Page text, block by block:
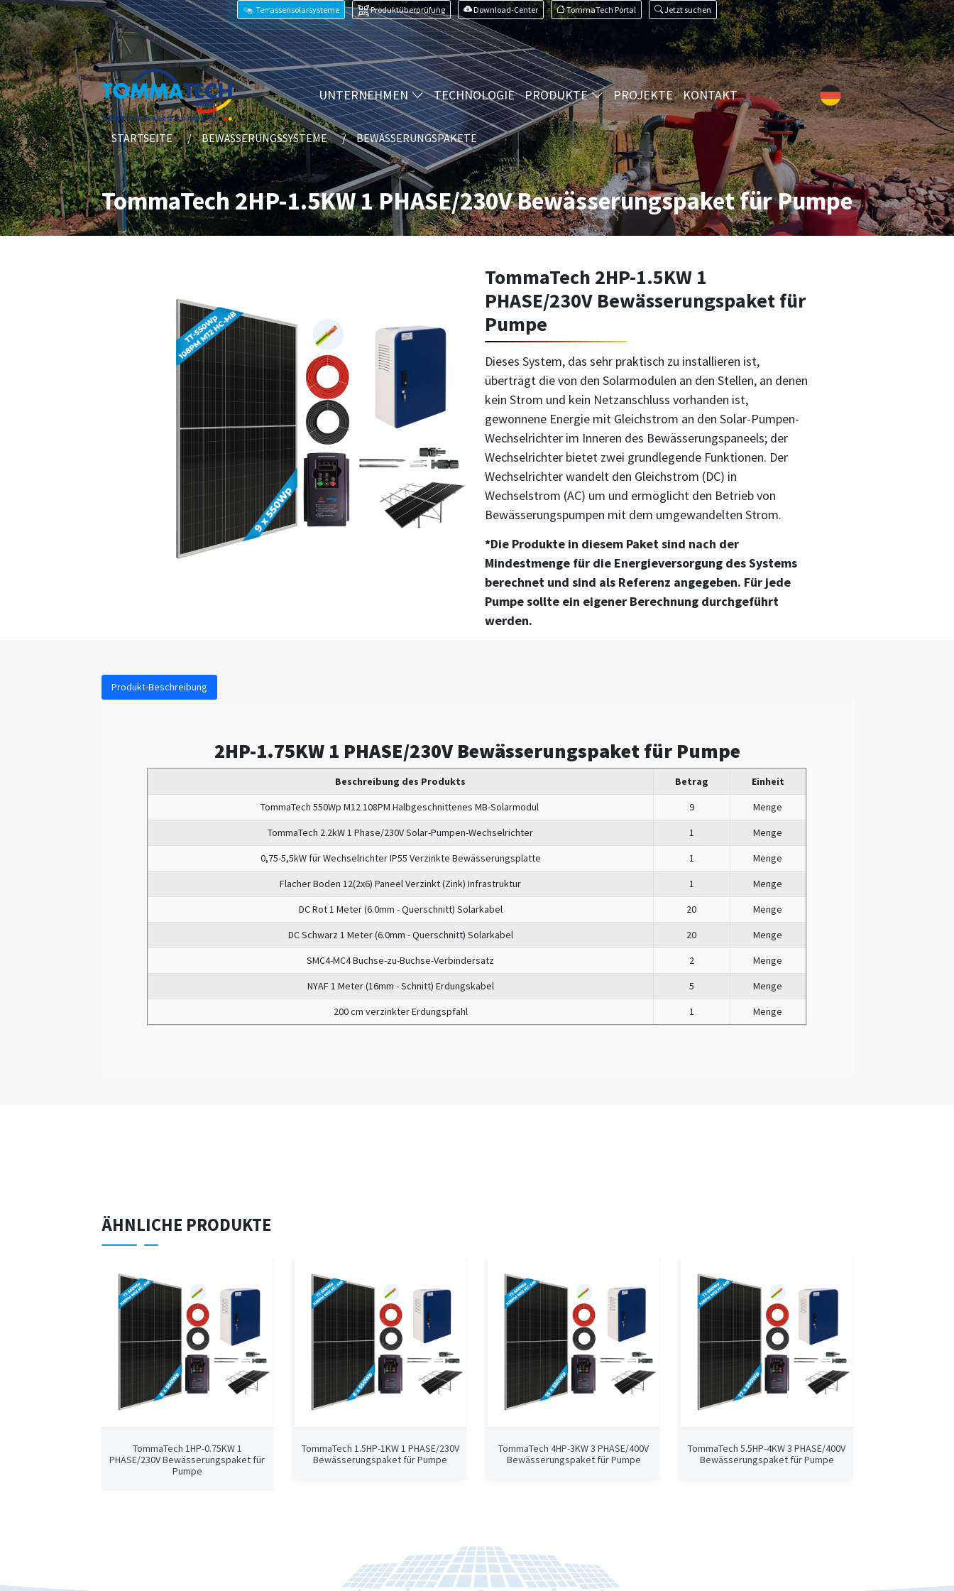
Terrassensolarsysteme Produktüberprüfung Download-Center TommaTech Portal Jetzt suchen
UNTERNEHMEN TECHNOLOGIE PRODUKTE PROJEKTE KONTAKT
STARTSEITE BEWÄSSERUNGSSYSTEME BEWÄSSERUNGSPAKETE
TommaTech 2HP-1.5KW 1 PHASE/230V Bewässerungspaket für Pumpe
TommaTech 2HP-1.5KW 1
PHASE/230V Bewässerungspaket für
Pumpe
Dieses System, das sehr praktisch zu installieren ist,
überträgt die von den Solarmodulen an den Stellen, an denen
kein Strom und kein Netzanschluss vorhanden ist,
gewonnene Energie mit Gleichstrom an den Solar-Pumpen-
Wechselrichter im Inneren des Bewässerungspaneels; der
Wechselrichter bietet zwei grundlegende Funktionen. Der
Wechselrichter wandelt den Gleichstrom (DC) in
Wechselstrom (AC) um und ermöglicht den Betrieb von
Bewässerungspumpen mit dem umgewandelten Strom.
*Die Produkte in diesem Paket sind nach der
Mindestmenge für die Energieversorgung des Systems
berechnet und sind als Referenz angegeben. Für jede
Pumpe sollte ein eigener Berechnung durchgeführt
werden.
Produkt-Beschreibung
2HP-1.75KW 1 PHASE/230V Bewässerungspaket für Pumpe
Beschreibung des Produkts Betrag
Einheit
TommaTech 550Wp M12 108PM Halbgeschnittenes MB-Solarmodul
9
Menge
TommaTech 2.2kW 1 Phase/230V Solar-Pumpen-Wechselrichter
1
Menge
0,75-5,5kW für Wechselrichter IP55 Verzinkte Bewässerungsplatte
1
Menge
Flacher Boden 12(2x6) Paneel Verzinkt (Zink) Infrastruktur
1
Menge
DC Rot 1 Meter (6.0mm - Querschnitt) Solarkabel
20
Menge
DC Schwarz 1 Meter (6.0mm - Querschnitt) Solarkabel
20
Menge
SMC4-MC4 Buchse-zu-Buchse-Verbindersatz
2
Menge
NYAF 1 Meter (16mm - Schnitt) Erdungskabel
5
Menge
200 cm verzinkter Erdungspfahl
1 Menge
ÄHNLICHE PRODUKTE
TommaTech 1HP-0.75KW 1
PHASE/230V Bewässerungspaket für
Pumpe
TommaTech 1.5HP-1KW 1 PHASE/230V
Bewässerungspaket für Pumpe
TommaTech 4HP-3KW 3 PHASE/400V
Bewässerungspaket für Pumpe
TommaTech 5.5HP-4KW 3 PHASE/400V
Bewässerungspaket für Pumpe